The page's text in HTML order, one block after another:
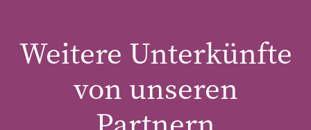
Weitere Unterkünfte
von unseren